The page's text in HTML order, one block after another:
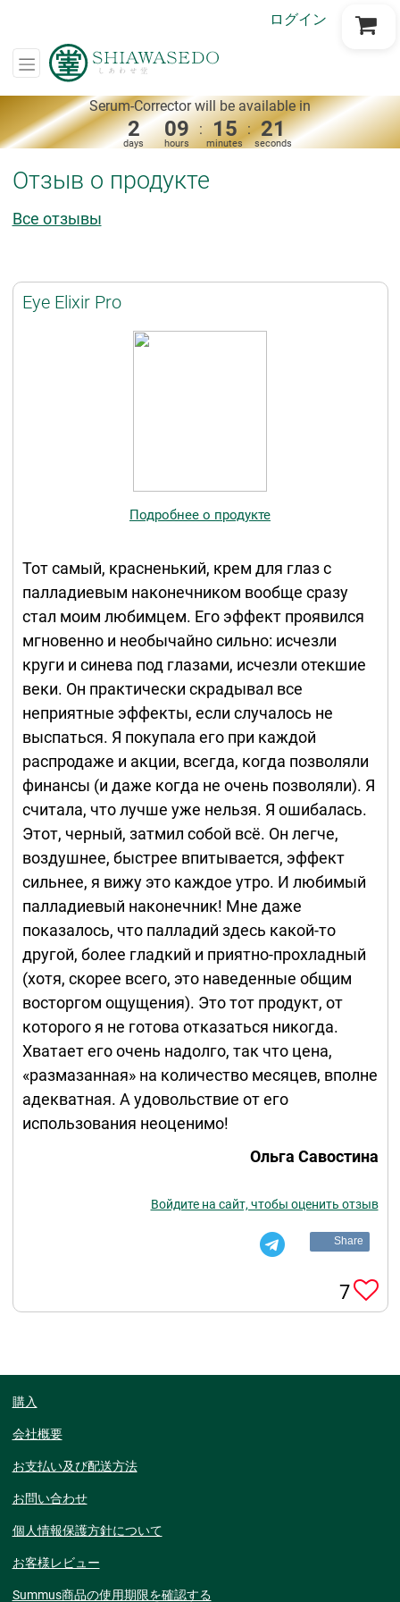
ログイン
Go to Cart
Serum-Corrector will be available in
2
days
09
hours
: 15
minutes
: 21
seconds
Отзыв о продукте
Все отзывы
Eye Elixir Pro
Подробнее о продукте
Тот самый, красненький, крем для глаз с
палладиевым наконечником вообще сразу
стал моим любимцем. Его эффект проявился
мгновенно и необычайно сильно: исчезли
круги и синева под глазами, исчезли отекшие
веки. Он практически скрадывал все
неприятные эффекты, если случалось не
выспаться. Я покупала его при каждой
распродаже и акции, всегда, когда позволяли
финансы (и даже когда не очень позволяли). Я
считала, что лучше уже нельзя. Я ошибалась.
Этот, черный, затмил собой всё. Он легче,
воздушнее, быстрее впитывается, эффект
сильнее, я вижу это каждое утро. И любимый
палладиевый наконечник! Мне даже
показалось, что палладий здесь какой-то
другой, более гладкий и приятно-прохладный
(хотя, скорее всего, это наведенные общим
восторгом ощущения). Это тот продукт, от
которого я не готова отказаться никогда.
Хватает его очень надолго, так что цена,
«размазанная» на количество месяцев, вполне
адекватная. А удовольствие от его
использования неоценимо!
Ольга Савостина
Войдите на сайт, чтобы оценить отзыв
Share
7
購入
会社概要
お支払い及び配送方法
お問い合わせ
個人情報保護方針について
お客様レビュー
Summus商品の使用期限を確認する